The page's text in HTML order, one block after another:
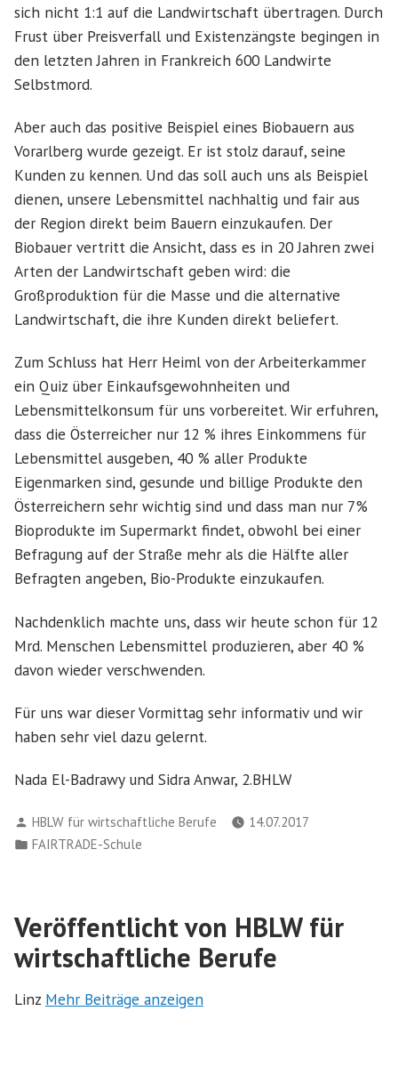
sich nicht 1:1 auf die Landwirtschaft übertragen. Durch
Frust über Preisverfall und Existenzängste begingen in
den letzten Jahren in Frankreich 600 Landwirte
Selbstmord.
Aber auch das positive Beispiel eines Biobauern aus
Vorarlberg wurde gezeigt. Er ist stolz darauf, seine
Kunden zu kennen. Und das soll auch uns als Beispiel
dienen, unsere Lebensmittel nachhaltig und fair aus
der Region direkt beim Bauern einzukaufen. Der
Biobauer vertritt die Ansicht, dass es in 20 Jahren zwei
Arten der Landwirtschaft geben wird: die
Großproduktion für die Masse und die alternative
Landwirtschaft, die ihre Kunden direkt beliefert.
Zum Schluss hat Herr Heiml von der Arbeiterkammer
ein Quiz über Einkaufsgewohnheiten und
Lebensmittelkonsum für uns vorbereitet. Wir erfuhren,
dass die Österreicher nur 12 % ihres Einkommens für
Lebensmittel ausgeben, 40 % aller Produkte
Eigenmarken sind, gesunde und billige Produkte den
Österreichern sehr wichtig sind und dass man nur 7%
Bioprodukte im Supermarkt findet, obwohl bei einer
Befragung auf der Straße mehr als die Hälfte aller
Befragten angeben, Bio-Produkte einzukaufen.
Nachdenklich machte uns, dass wir heute schon für 12
Mrd. Menschen Lebensmittel produzieren, aber 40 %
davon wieder verschwenden.
Für uns war dieser Vormittag sehr informativ und wir
haben sehr viel dazu gelernt.
Nada El-Badrawy und Sidra Anwar, 2.BHLW
Verfasst
von
HBLW für wirtschaftliche Berufe
14.07.2017
Veröffentlicht
FAIRTRADE-Schule
Veröffentlicht von HBLW für
wirtschaftliche Berufe
Linz Mehr Beiträge anzeigen